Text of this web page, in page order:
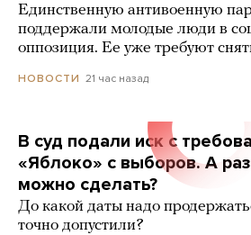
Единственную антивоенную
поддержали молодые люди в
оппозиция. Ее уже требуют
НОВОСТИ 21 час назад
В суд подали иск с
«Яблоко» с выборов. А
можно сделать?
До какой даты надо
точно допустили?